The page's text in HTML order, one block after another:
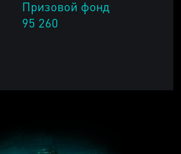
Призовой фонд
95 260